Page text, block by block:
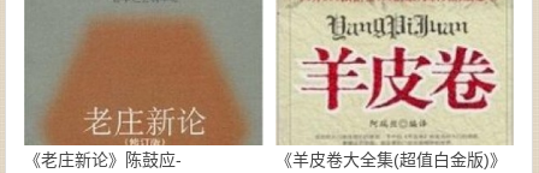
《老庄新论》陈鼓应-
《羊皮卷大全集(超值白金版)》